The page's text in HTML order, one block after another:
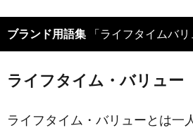
ブランド用語集 「ライフタイムバ
ライフタイム・バリュー
ライフタイム・バリューとは一